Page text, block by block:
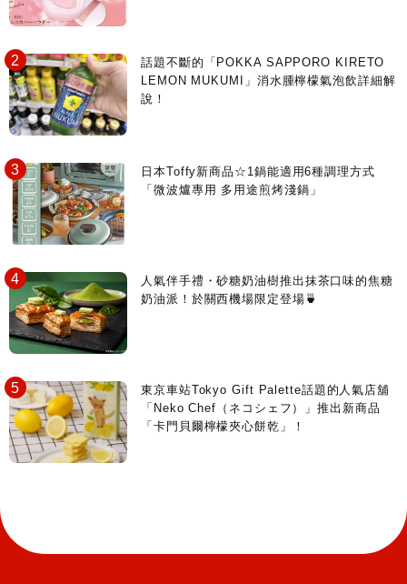
話題不斷的「POKKA SAPPORO KIRETO
LEMON MUKUMI」消水腫檸檬氣泡飲詳細解
說！
日本Toffy新商品☆1鍋能適用6種調理方式
「微波爐專用 多用途煎烤淺鍋」
人氣伴手禮・砂糖奶油樹推出抹茶口味的焦糖
奶油派！於關西機場限定登場🍵
東京車站Tokyo Gift Palette話題的人氣店舖
「Neko Chef（ネコシェフ）」推出新商品
「卡門貝爾檸檬夾心餅乾」！